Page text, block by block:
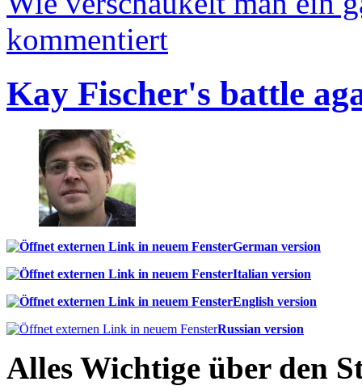
kommentiert
Kay Fischer's battle
German version
Italian version
English version
Russian version
Alles Wichtige über den